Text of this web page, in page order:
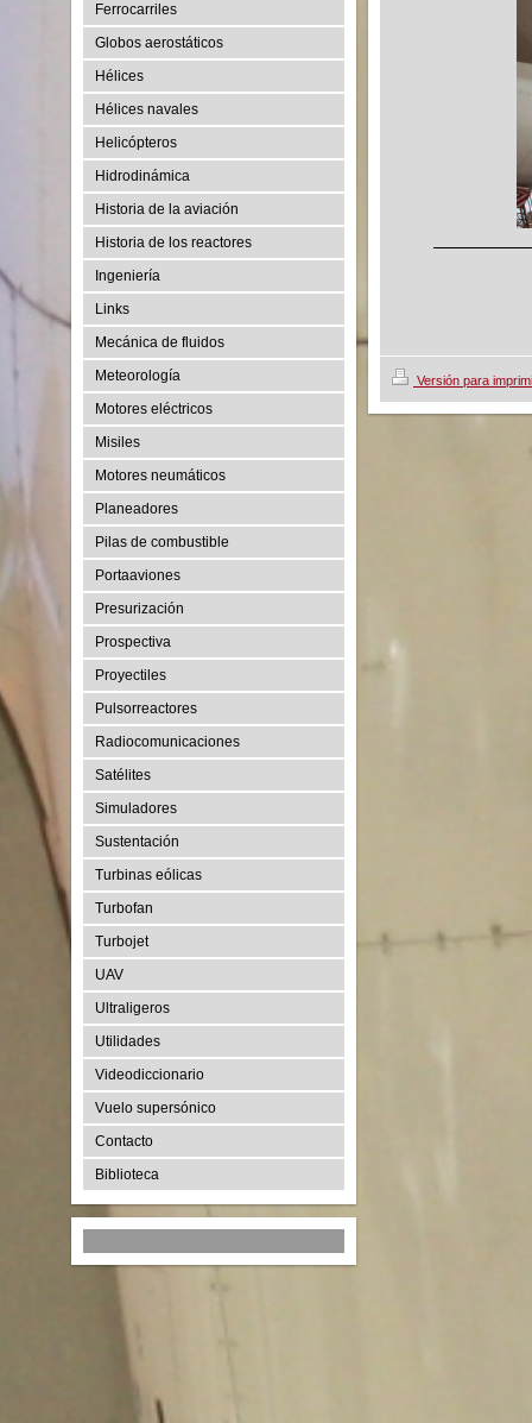
Ferrocarriles
Globos aerostáticos
Hélices
Hélices navales
Helicópteros
Hidrodinámica
Historia de la aviación
Historia de los reactores
Ingeniería
Links
Mecánica de fluidos
Meteorología
Motores eléctricos
Misiles
Motores neumáticos
Planeadores
Pilas de combustible
Portaaviones
Presurización
Prospectiva
Proyectiles
Pulsorreactores
Radiocomunicaciones
Satélites
Simuladores
Sustentación
Turbinas eólicas
Turbofan
Turbojet
UAV
Ultraligeros
Utilidades
Videodiccionario
Vuelo supersónico
Contacto
Biblioteca
Versión para